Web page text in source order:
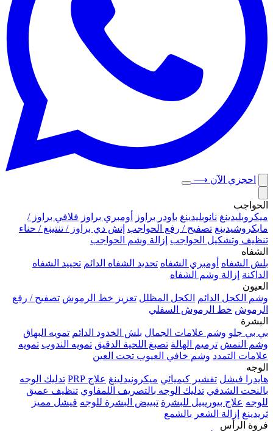
احجزي الآن ⟶
الحواجب
ميكروبلیدينغ نانوبليدينغ باودر براوز أومبري براوز فلافي براوز /
مايكروشيدينغ تصفيح / رفع الحواجب إتش دي براوز / تنتينغ / حناء
تنظيف وتشكيل الحواجب إزالة وشم الحواجب
الشفاه
بلش الشفاه أومبري الشفاه تحديد الشفاه الدائم تحييد الشفاه
الداكنة إزالة وشم الشفاه
العيون
وشم الكحل الدائم
الكحل المظلل تعزيز خط الرموش تصفيح / رفع
الرموش خط الرموش السفلي
البشرة
بي بي جلو وشم علامات الجمال بلش الخدود الدائم تمويه البهاق
وشم النمش ترميم الهالة تصبغ اللحية الدقيق تمويه الندوب تمويه
علامات التمدد وشم خافي العيوب تحت العين
الوجه
هايدرا فيشل تقشير كيميائي ميكرونيدلينغ علاج PRP
تدليك الوجه
بالنحت الشدقي تدليك الوجه بالتصريف اللمفاوي تنظيف عميق
للوجه علاج بيوريبيل للبشرة تبييض البشرة للوجه فيشل مميز
ثريدينغ إزالة الشعر بالشمع
فروة الرأس